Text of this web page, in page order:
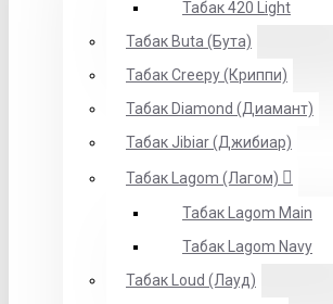
Табак 420 Light
Табак Buta (Бута)
Табак Creepy (Криппи)
Табак Diamond (Диамант)
Табак Jibiar (Джибиар)
Табак Lagom (Лагом)
Табак Lagom Main
Табак Lagom Navy
Табак Loud (Лауд)